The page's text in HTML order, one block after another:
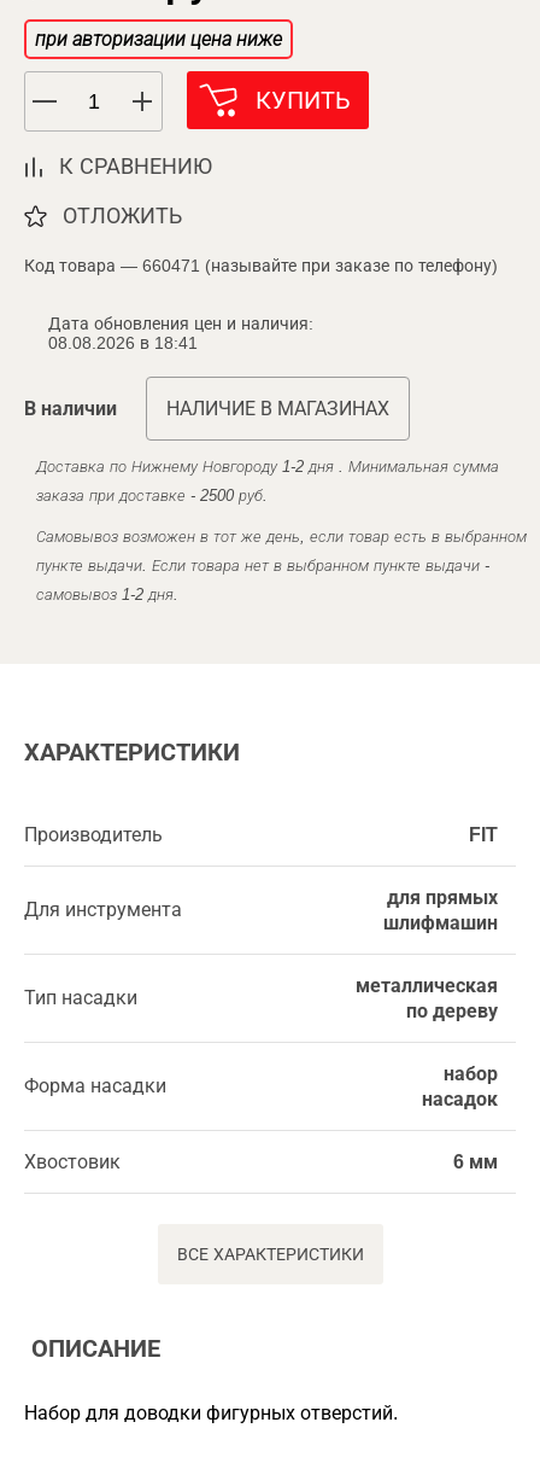
при авторизации цена ниже
КУПИТЬ
К СРАВНЕНИЮ
ОТЛОЖИТЬ
Код товара — 660471 (называйте при заказе по телефону)
Дата обновления цен и наличия:
08.08.2026 в 18:41
В наличии НАЛИЧИЕ В МАГАЗИНАХ
Доставка по Нижнему Новгороду 1-2 дня . Минимальная сумма
заказа при доставке - 2500 руб.
Самовывоз возможен в тот же день, если товар есть в выбранном
пункте выдачи. Если товара нет в выбранном пункте выдачи -
самовывоз 1-2 дня.
ХАРАКТЕРИСТИКИ
Производитель FIT
Для инструмента
для прямых
шлифмашин
Тип насадки
металлическая
по дереву
Форма насадки
набор
насадок
Хвостовик 6 мм
ВСЕ ХАРАКТЕРИСТИКИ
ОПИСАНИЕ
Набор для доводки фигурных отверстий.